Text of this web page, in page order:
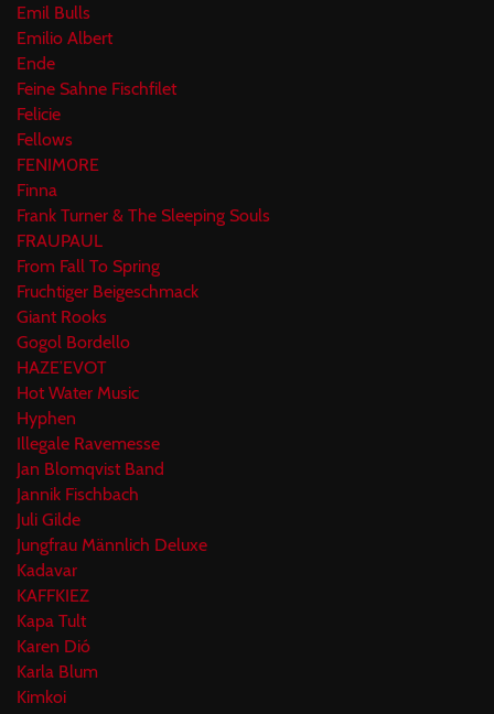
Emil Bulls
Emilio Albert
Ende
Feine Sahne Fischfilet
Felicie
Fellows
FENIM0RE
Finna
Frank Turner & The Sleeping Souls
FRAUPAUL
From Fall To Spring
Fruchtiger Beigeschmack
Giant Rooks
Gogol Bordello
HAZE’EVOT
Hot Water Music
Hyphen
Illegale Ravemesse
Jan Blomqvist Band
Jannik Fischbach
Juli Gilde
Jungfrau Männlich Deluxe
Kadavar
KAFFKIEZ
Kapa Tult
Karen Dió
Karla Blum
Kimkoi